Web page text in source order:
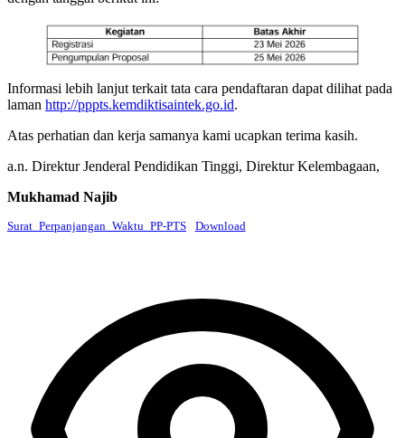
Informasi lebih lanjut terkait tata cara pendaftaran dapat dilihat pada
laman http://pppts.kemdiktisaintek.go.id.
Atas perhatian dan kerja samanya kami ucapkan terima kasih.
a.n. Direktur Jenderal Pendidikan Tinggi, Direktur Kelembagaan,
Mukhamad Najib
Surat_Perpanjangan_Waktu_PP-PTS Download